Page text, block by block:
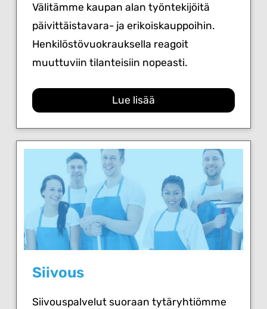
Välitämme kaupan alan työntekijöitä
päivittäistavara- ja erikoiskauppoihin.
Henkilöstövuokrauksella reagoit
muuttuviin tilanteisiin nopeasti.
Lue lisää
Siivous
Siivouspalvelut suoraan tytäryhtiömme